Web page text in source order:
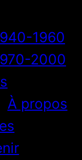
1960
2000
À propos